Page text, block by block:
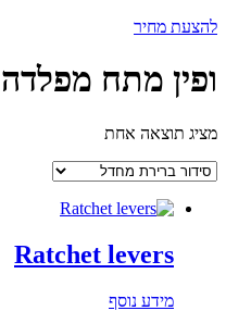
להצעת מחיר
ופין מתח מפלדה
מציג תוצאה אחת
Ratchet levers
מידע נוסף